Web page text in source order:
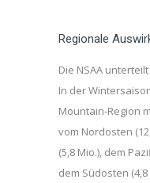
Regionale
Die NSAA
In der
Mountain-Region
vom Nordosten
(5,8 Mio.), dem
dem Südosten